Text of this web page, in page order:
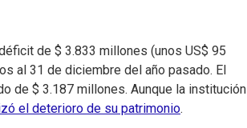
de $ 3.833 millones (unos US$ 95
al 31 de diciembre del año pasado. El
de $ 3.187 millones. Aunque la institución
el deterioro de su patrimonio.